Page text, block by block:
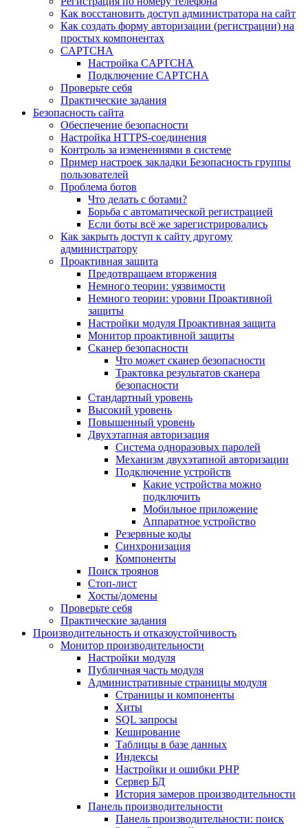
Как восстановить доступ администратора на сайт
Как создать форму авторизации (регистрации) на
простых компонентах
CAPTCHA
Настройка CAPTCHA
Подключение CAPTCHA
Проверьте себя
Практические задания
Безопасность сайта
Обеспечение безопасности
Настройка HTTPS-соединения
Контроль за изменениями в системе
Пример настроек закладки Безопасность группы
пользователей
Проблема ботов
Что делать с ботами?
Борьба с автоматической регистрацией
Если боты всё же зарегистрировались
Как закрыть доступ к сайту другому
администратору
Проактивная защита
Предотвращаем вторжения
Немного теории: уязвимости
Немного теории: уровни Проактивной
защиты
Настройки модуля Проактивная защита
Монитор проактивной защиты
Сканер безопасности
Что может сканер безопасности
Трактовка результатов сканера
безопасности
Стандартный уровень
Высокий уровень
Повышенный уровень
Двухэтапная авторизация
Система одноразовых паролей
Механизм двухэтапной авторизации
Подключение устройств
Какие устройства можно
подключить
Мобильное приложение
Аппаратное устройство
Резервные коды
Синхронизация
Компоненты
Поиск троянов
Стоп-лист
Хосты/домены
Проверьте себя
Практические задания
Производительность и отказоустойчивость
Монитор производительности
Настройки модуля
Публичная часть модуля
Административные страницы модуля
Страницы и компоненты
Хиты
SQL запросы
Кеширование
Таблицы в базе данных
Индексы
Настройки и ошибки PHP
Сервер БД
История замеров производительности
Панель производительности
Панель производительности: поиск